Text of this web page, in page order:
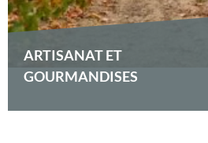
ARTISANAT ET
GOURMANDISES